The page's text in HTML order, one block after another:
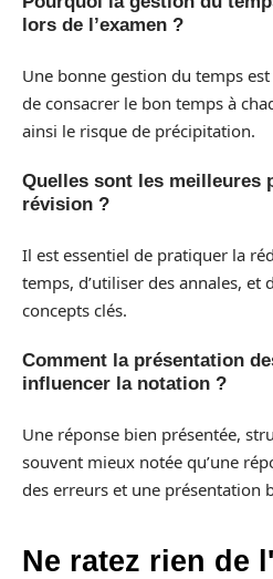
lors de l’examen ?
Une bonne gestion du temps
de consacrer le bon temps à
ainsi le risque de précipitation.
Quelles sont les meilleures
révision ?
Il est essentiel de pratiquer la
temps, d’utiliser des annales, et
concepts clés.
Comment la présentation
influencer la notation ?
Une réponse bien présentée,
souvent mieux notée qu’une
des erreurs et une présentation
Ne ratez rien de